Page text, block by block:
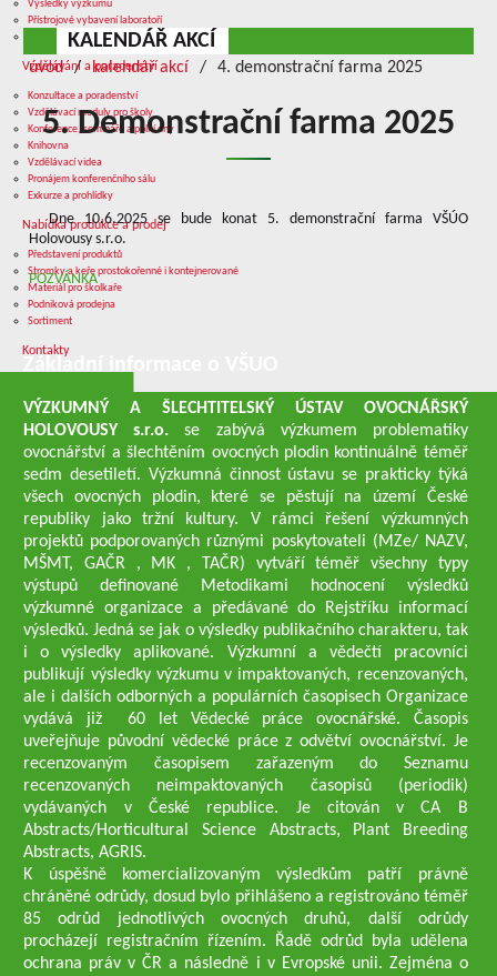
Výsledky výzkumu
Přístrojové vybavení laboratoří
Služby v oblasti výzkumu
Vzdělávání a poradenství
Konzultace a poradenství
Vzdělávací moduly pro školy
Konference, semináře a polní dny
Knihovna
Vzdělávací videa
Pronájem konferenčního sálu
Exkurze a prohlídky
Nabídka produkce a prodej
Představení produktů
Stromky a keře prostokořenné i kontejnerované
Materiál pro školkaře
Podniková prodejna
Sortiment
Kontakty
KALENDÁŘ AKCÍ
úvod kalendář akcí 4. demonstrační farma 2025
5. Demonstrační farma 2025
Dne 10.6.2025 se bude konat 5. demonstrační farma VŠÚO
Holovousy s.r.o.
POZVÁNKA
VÝZKUMNÝ A ŠLECHTITELSKÝ ÚSTAV OVOCNÁŘSKÝ
HOLOVOUSY s.r.o.se zabývá výzkumem problematiky
ovocnářství a šlechtěním ovocných plodin kontinuálně téměř
sedm desetiletí. Výzkumná činnost ústavu se prakticky týká
všech ovocných plodin, které se pěstují na území České
republiky jako tržní kultury. V rámci řešení výzkumných
projektů podporovaných různými poskytovateli (MZe/ NAZV,
MŠMT, GAČR , MK , TAČR) vytváří téměř všechny typy
výstupů definované Metodikami hodnocení výsledků
výzkumné organizace a předávané do Rejstříku informací
výsledků. Jedná se jak o výsledky publikačního charakteru, tak
i o výsledky aplikované. Výzkumní a vědečtí pracovníci
publikují výsledky výzkumu v impaktovaných, recenzovaných,
ale i dalších odborných a populárních časopisech Organizace
vydává již 60 let Vědecké práce ovocnářské. Časopis
uveřejňuje původní vědecké práce z odvětví ovocnářství. Je
recenzovaným časopisem zařazeným do Seznamu
recenzovaných neimpaktovaných časopisů (periodik)
vydávaných v České republice. Je citován v CA B
Abstracts/Horticultural Science Abstracts, Plant Breeding
Abstracts, AGRIS.
K úspěšně komercializovaným výsledkům patří právně
chráněné odrůdy, dosud bylo přihlášeno a registrováno téměř
85 odrůd jednotlivých ovocných druhů, další odrůdy
procházejí registračním řízením. Řadě odrůd byla udělena
ochrana práv v ČR a následně i v Evropské unii. Zejména o